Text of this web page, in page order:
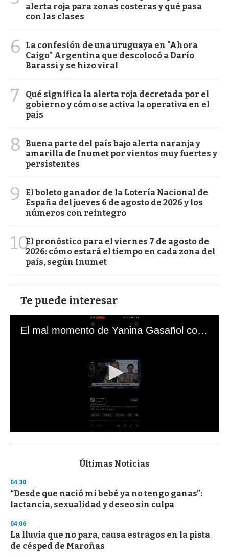
alerta roja para zonas costeras y qué pasa
con las clases
6
La confesión de una uruguaya en "Ahora
Caigo" Argentina que descolocó a Darío
Barassi y se hizo viral
7
Qué significa la alerta roja decretada por el
gobierno y cómo se activa la operativa en el
país
8
Buena parte del país bajo alerta naranja y
amarilla de Inumet por vientos muy fuertes y
persistentes
9
El boleto ganador de la Lotería Nacional de
España del jueves 6 de agosto de 2026 y los
números con reintegro
10El pronóstico para el viernes 7 de agosto de
2026: cómo estará el tiempo en cada zona del
país, según Inumet
Te puede interesar
El mal momento de Yanina Gasañol con un hincha argentino en "Subrayado"
s
d
s
o
f
3
s
e
c
Últimas Noticias
04:30
“Desde que nació mi bebé ya no tengo ganas”:
lactancia, sexualidad y deseo sin culpa
04:06
La lluvia que no para, causa estragos en la pista
de césped de Maroñas